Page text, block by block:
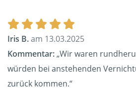
Iris B.am 13.03.2025
Kommentar:„Wir waren
würden bei anstehenden
zurück kommen.“